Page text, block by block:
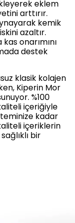
eklem
arttırır.
kemik
azaltır.
onarımını
destek
klasik kolajen
Kiperin Mor
%100
içeriğiyle
kadar
içeriklerin
bir